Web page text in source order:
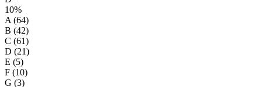
10%
A (64)
B (42)
C (61)
D (21)
E (5)
F (10)
G (3)